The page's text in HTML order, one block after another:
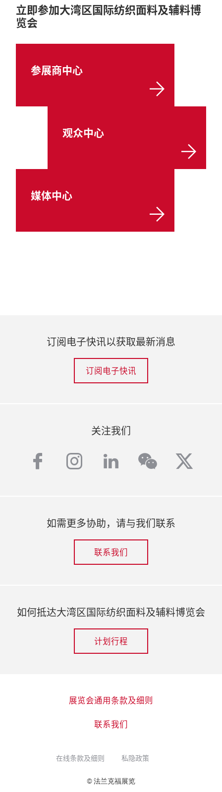
立即参加大湾区国际纺织面料及辅料博
览会
参展商中心
观众中心
媒体中心
订阅电子快讯以获取最新消息
订阅电子快讯
关注我们
facebook
instagram
linkedinwechat
如需更多协助，请与我们联系
联系我们
如何抵达大湾区国际纺织面料及辅料博览会
计划行程
展览会通用条款及细则
联系我们
在线条款及细则 私隐政策
© 法兰克福展览